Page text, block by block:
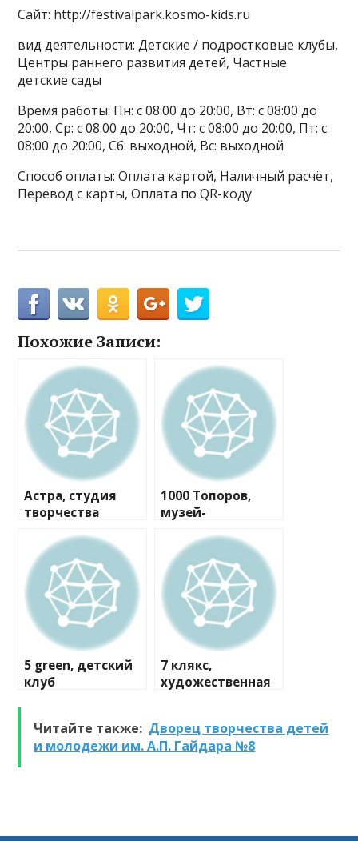
Сайт: http://festivalpark.kosmo-kids.ru
вид деятельности: Детские / подростковые клубы,
Центры раннего развития детей, Частные
детские сады
Время работы: Пн: с 08:00 до 20:00, Вт: с 08:00 до
20:00, Ср: с 08:00 до 20:00, Чт: с 08:00 до 20:00, Пт: с
08:00 до 20:00, Сб: выходной, Вс: выходной
Способ оплаты: Оплата картой, Наличный расчёт,
Перевод с карты, Оплата по QR-коду
Похожие Записи:
Астра, студия
творчества
1000 Топоров,
музей-
5 green, детский
клуб
7 клякс,
художественная
Читайте также: Дворец творчества детей
и молодежи им. А.П. Гайдара №8